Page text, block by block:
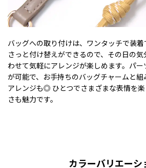
バッグへの取り付けは、ワンタッチで装着
さっと付け替えができるので、その日の
わせて気軽にアレンジが楽しめます。パ
が可能で、お手持ちのバッグチャームと
アレンジも◎ ひとつでさまざまな表情を
さも魅力です。
カラーバリエーシ